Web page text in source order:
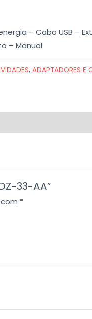
– Cabo USB –
– Manual
, ADAPTADORES E
33-AA”
*